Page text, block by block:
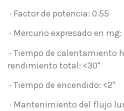
· Factor de potencia: 0.55
· Mercurio expresado en
· Tiempo de calentamiento
rendimiento total: <30"
· Tiempo de encendido: <2"
· Mantenimiento del flujo